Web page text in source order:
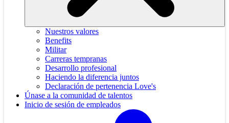
Nuestros valores
Benefits
Militar
Carreras tempranas
Desarrollo profesional
Haciendo la diferencia juntos
Declaración de pertenencia Love's
Únase a la comunidad de talentos
Inicio de sesión de empleados